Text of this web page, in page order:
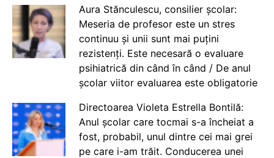
Aura Stănculescu, consilier școlar:
Meseria de profesor este un stres
continuu și unii sunt mai puțini
rezistenți. Este necesară o evaluare
psihiatrică din când în când / De anul
școlar viitor evaluarea este obligatorie
Directoarea Violeta Estrella Bontilă:
Anul școlar care tocmai s-a încheiat a
fost, probabil, unul dintre cei mai grei
pe care i-am trăit. Conducerea unei